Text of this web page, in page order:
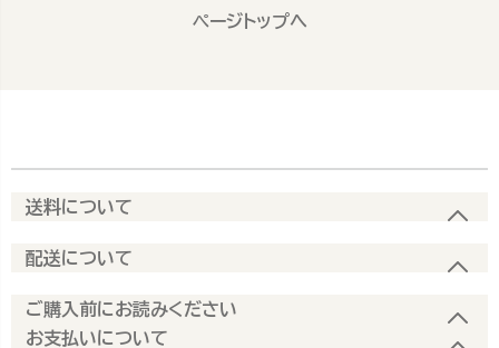
ページトップへ
送料について
配送について
ご購入前にお読みください
お支払いについて